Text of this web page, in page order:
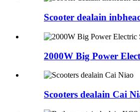
Scooter dealain
2000W Big Power
Scooters dealain Cai